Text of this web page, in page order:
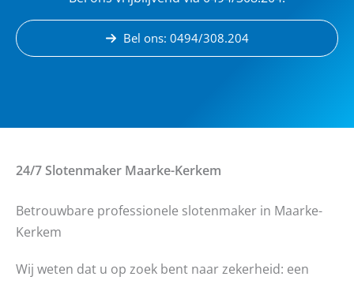
Bel ons: 0494/308.204
24/7 Slotenmaker Maarke-Kerkem
Betrouwbare professionele slotenmaker in Maarke-
Kerkem
Wij weten dat u op zoek bent naar zekerheid: een